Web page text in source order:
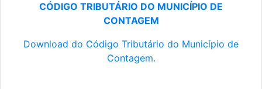
CÓDIGO TRIBUTÁRIO DO MUNICÍPIO DE
CONTAGEM
Download do Código Tributário do Município de
Contagem.